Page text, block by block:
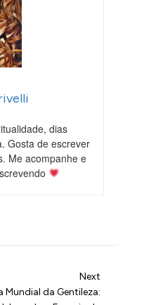
dias
Gosta de escrever
Me acompanhe e
Next
Post
Next
Mundial da Gentileza: